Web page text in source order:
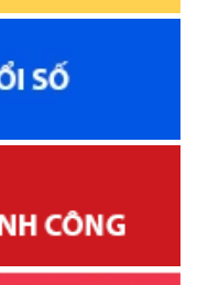
trực HĐND xã tháng
Krông Bông trong
Ủy ban nhân dân xã